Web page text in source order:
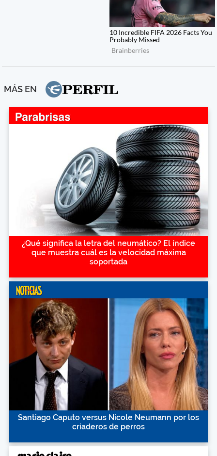
MÁS EN
¿Qué significa la letra del neumático? El índice
que muestra cuál es la velocidad máxima
soportada
Santiago Caputo versus Nicole Neumann por los
criaderos de perros